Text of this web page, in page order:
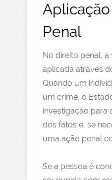
Penal
No direito penal,
aplicada através
Quando um
um crime, o
investigação para
dos fatos e, se
uma ação penal
Se a pessoa é